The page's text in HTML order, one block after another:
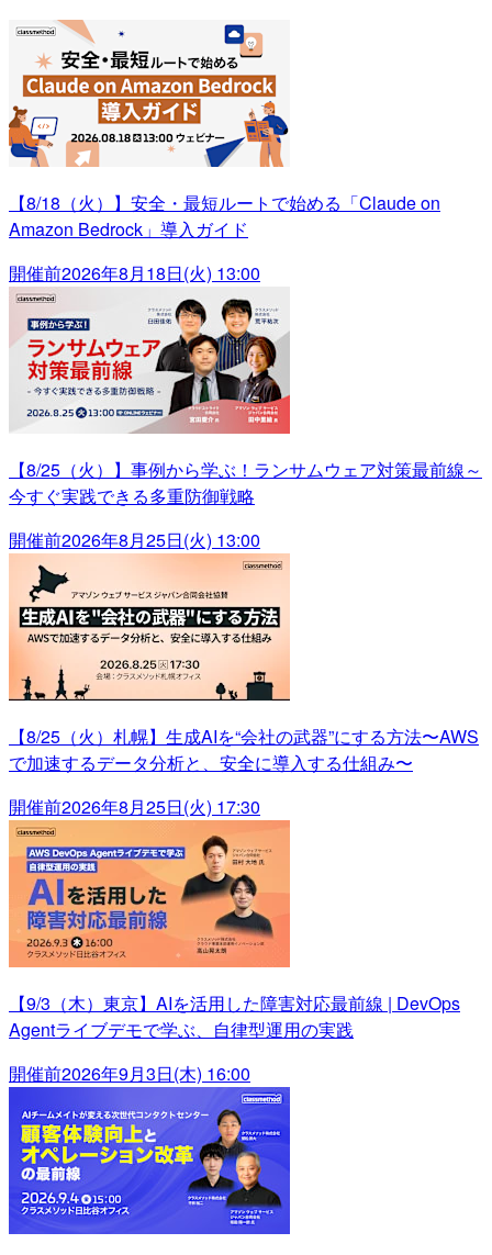
【8/18（火）】安全・最短ルートで始める「Claude on
Amazon Bedrock」導入ガイド
開催前2026年8月18日(火) 13:00
【8/25（火）】事例から学ぶ！ランサムウェア対策最前線～
今すぐ実践できる多重防御戦略
開催前2026年8月25日(火) 13:00
【8/25（火）札幌】生成AIを“会社の武器”にする方法〜AWS
で加速するデータ分析と、安全に導入する仕組み〜
開催前2026年8月25日(火) 17:30
【9/3（木）東京】AIを活用した障害対応最前線 | DevOps
Agentライブデモで学ぶ、自律型運用の実践
開催前2026年9月3日(木) 16:00